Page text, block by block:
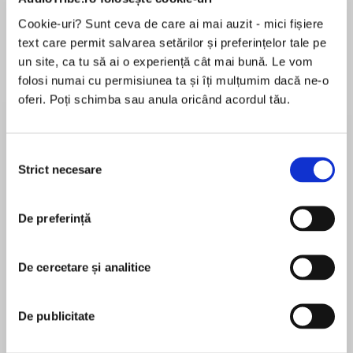
Cookie-uri? Sunt ceva de care ai mai auzit - mici fișiere
text care permit salvarea setărilor și preferințelor tale pe
un site, ca tu să ai o experiență cât mai bună. Le vom
folosi numai cu permisiunea ta și îți mulțumim dacă ne-o
oferi. Poți schimba sau anula oricând acordul tău.
consimțământului
Strict necesare
De preferință
De cercetare și analitice
De publicitate
de...
Dani Francis
la...
Lauren Weisberger
Desprecarte
bestselling Warriors author Erin Hunter, perfect
for fans of Wings of Fire and Endling.
The pandas of the Bamboo Kingdom have never
peaceful life they’d always known. But for three
young creatures born that day, the flood marks
their struggles to find a place in very different
MAI MULT
Erin Hunter is inspired by a love of cats and a